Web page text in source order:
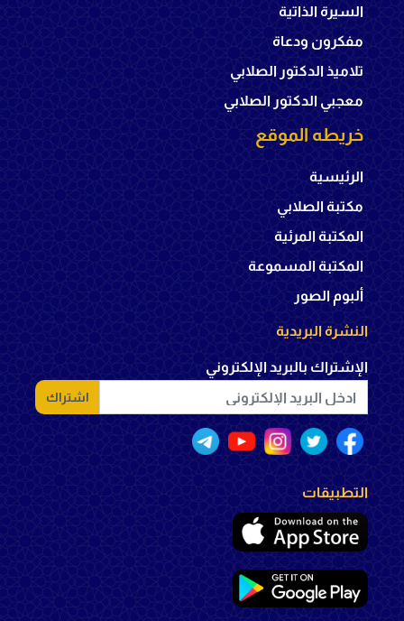
السيرة الذاتية
مفكرون ودعاة
تلاميذ الدكتور الصلابي
معجبي الدكتور الصلابي
خريطه الموقع
الرئيسية
مكتبة الصلابي
المكتبة المرئية
المكتبة المسموعة
ألبوم الصور
النشرة البريدية
الإشتراك بالبريد الإلكتروني
اشتراك
التطبيقات